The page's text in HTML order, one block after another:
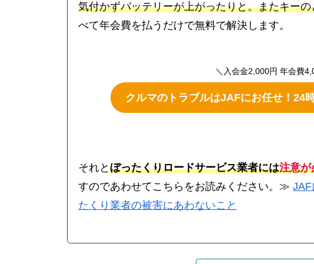
気付かずバッテリーが上がったりと。またキー
べて年会費を払うだけで無料で解決します。
＼入会金2,000円 年会費
クルマのトラブルはJAFにお任せ！24
それと ぼったくりロードサービス業者には注意が
すのであわせてこちらをお読みください。≫ JAF
たくり業者の被害にあわないこと